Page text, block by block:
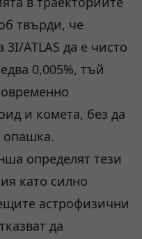
твърди, че
3I/ATLAS да е чисто
0,005%, тъй
и комета, без да
опашка.
определят тези
като силно
астрофизични
да